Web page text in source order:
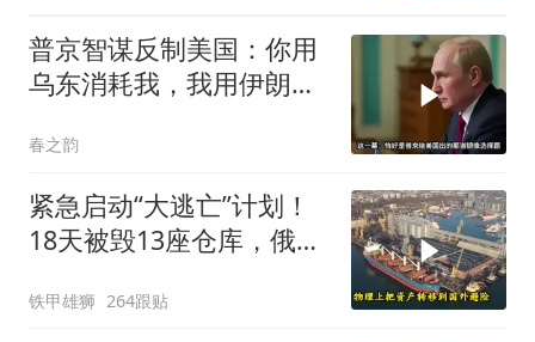
普京智谋反制美国：你用
乌东消耗我，我用伊朗消
春之韵
紧急启动“大逃亡”计划！
18天被毁13座仓库，俄电
策
铁甲雄狮 264跟贴